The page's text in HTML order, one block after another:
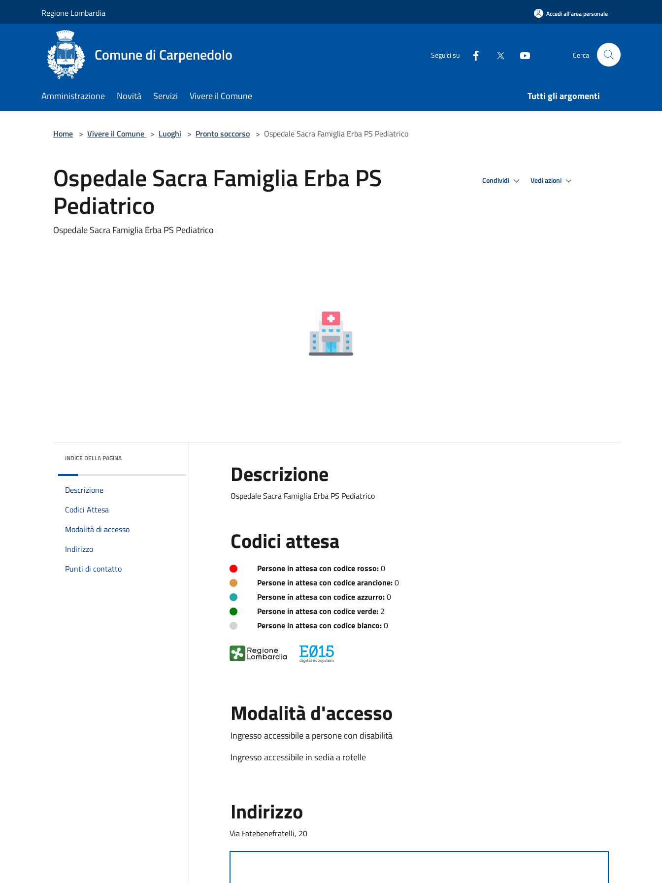
Regione Lombardia Accedi all'area personale
Comune di Carpenedolo Seguici su Cerca
Amministrazione Novità Servizi Vivere il Comune Tutti gli argomenti
Home > Vivere il Comune > Luoghi > Pronto soccorso > Ospedale Sacra Famiglia Erba PS Pediatrico
Ospedale Sacra Famiglia Erba PS
Pediatrico
Ospedale Sacra Famiglia Erba PS Pediatrico
Condividi Vedi azioni
INDICE DELLA PAGINA
Descrizione
Codici Attesa
Modalità di accesso
Indirizzo
Punti di contatto
Descrizione
Ospedale Sacra Famiglia Erba PS Pediatrico
Codici attesa
Persone in attesa con codice rosso:0
Persone in attesa con codice arancione:0
Persone in attesa con codice azzurro:0
Persone in attesa con codice verde:2
Persone in attesa con codice bianco:0
Modalità d'accesso
Ingresso accessibile a persone con disabilità
Ingresso accessibile in sedia a rotelle
Indirizzo
Via Fatebenefratelli, 20